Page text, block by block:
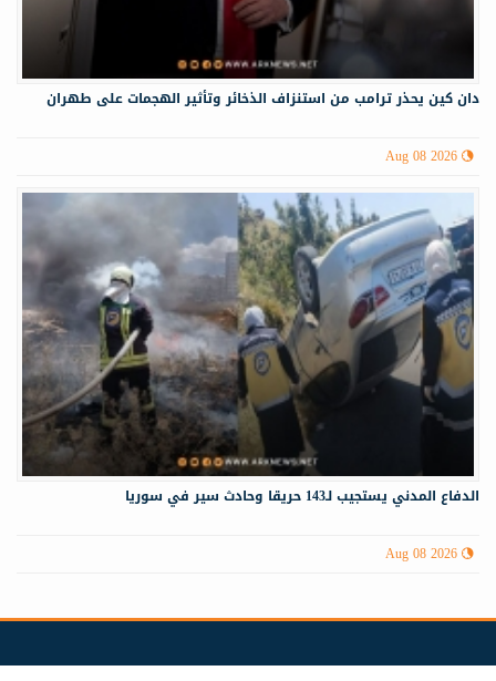
دان كين يحذر ترامب من استنزاف الذخائر وتأثير الهجمات على طهران
Aug 08 2026
الدفاع المدني يستجيب لـ143 حريقا وحادث سير في سوريا
Aug 08 2026